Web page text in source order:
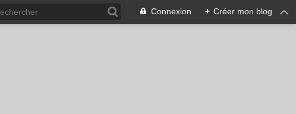
Connexion + Créer mon blog